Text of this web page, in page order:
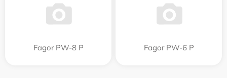
Fagor PW-8 P Fagor PW-6 P